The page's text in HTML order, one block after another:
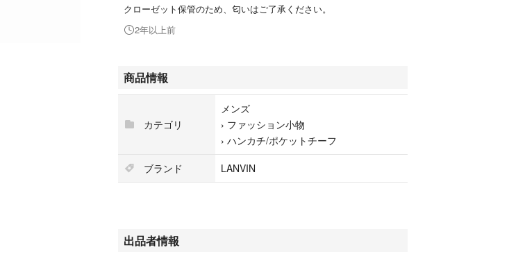
クローゼット保管のため、匂いはご了承ください。
2年以上前
商品情報
カテゴリ
メンズ
› ファッション小物
› ハンカチ/ポケットチーフ
ブランド
LANVIN
出品者情報